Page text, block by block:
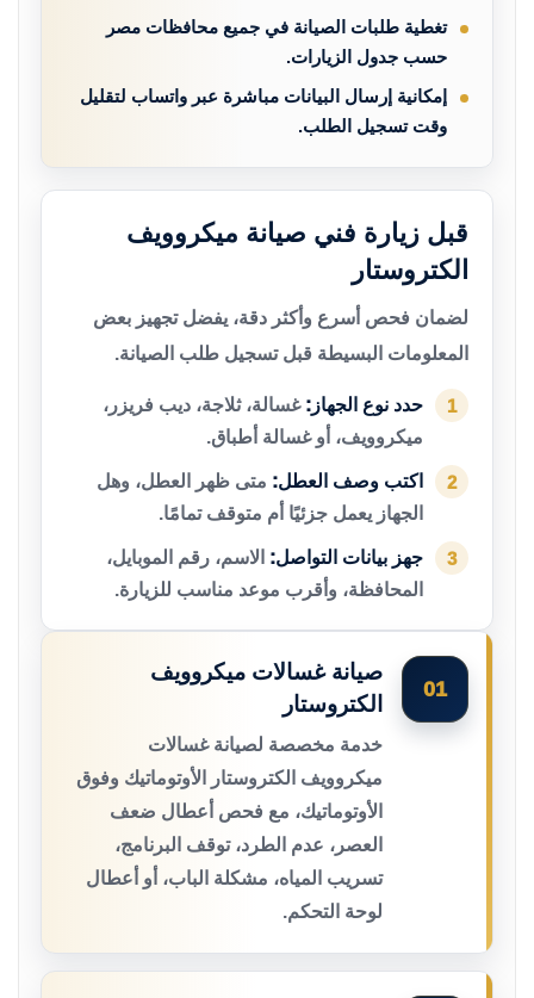
تغطية طلبات الصيانة في جميع محافظات مصر
حسب جدول الزيارات.
إمكانية إرسال البيانات مباشرة عبر واتساب لتقليل
وقت تسجيل الطلب.
قبل زيارة فني صيانة ميكروويف
الكتروستار
لضمان فحص أسرع وأكثر دقة، يفضل تجهيز بعض
المعلومات البسيطة قبل تسجيل طلب الصيانة.
1 حدد نوع الجهاز: غسالة، ثلاجة، ديب فريزر،
ميكروويف، أو غسالة أطباق.
2 اكتب وصف العطل: متى ظهر العطل، وهل
الجهاز يعمل جزئيًا أم متوقف تمامًا.
3 جهز بيانات التواصل: الاسم، رقم الموبايل،
المحافظة، وأقرب موعد مناسب للزيارة.
01
صيانة غسالات ميكروويف
الكتروستار
خدمة مخصصة لصيانة غسالات
ميكروويف الكتروستار الأوتوماتيك وفوق
الأوتوماتيك، مع فحص أعطال ضعف
العصر، عدم الطرد، توقف البرنامج،
تسريب المياه، مشكلة الباب، أو أعطال
لوحة التحكم.